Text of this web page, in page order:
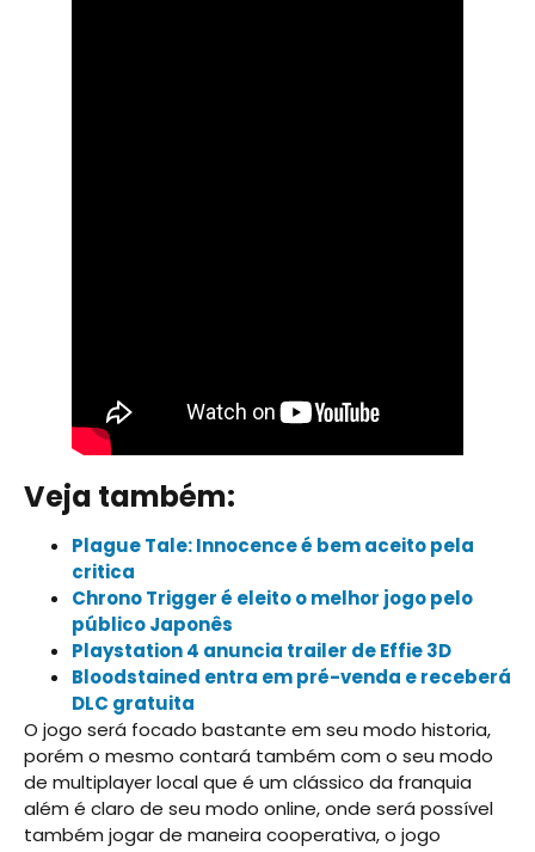
Veja também:
Plague Tale: Innocence é bem aceito pela
critica
Chrono Trigger é eleito o melhor jogo pelo
público Japonês
Playstation 4 anuncia trailer de Effie 3D
Bloodstained entra em pré-venda e receberá
DLC gratuita
O jogo será focado bastante em seu modo historia,
porém o mesmo contará também com o seu modo
de multiplayer local que é um clássico da franquia
além é claro de seu modo online, onde será possível
também jogar de maneira cooperativa, o jogo